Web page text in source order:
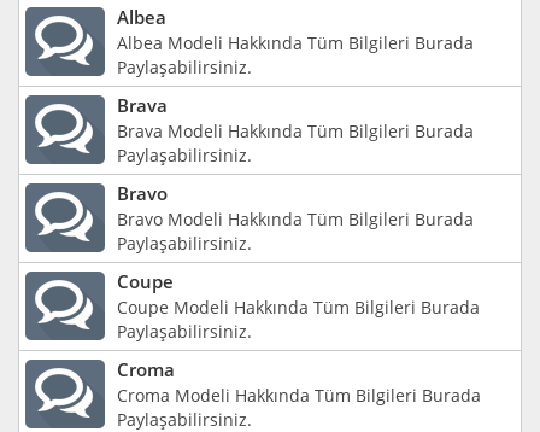
Albea
Albea Modeli Hakkında Tüm Bilgileri Burada
Paylaşabilirsiniz.
Brava
Brava Modeli Hakkında Tüm Bilgileri Burada
Paylaşabilirsiniz.
Bravo
Bravo Modeli Hakkında Tüm Bilgileri Burada
Paylaşabilirsiniz.
Coupe
Coupe Modeli Hakkında Tüm Bilgileri Burada
Paylaşabilirsiniz.
Croma
Croma Modeli Hakkında Tüm Bilgileri Burada
Paylaşabilirsiniz.